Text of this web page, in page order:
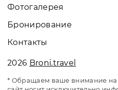
Фотогалерея
Бронирование
Контакты
2026 Broni.travel
* Обращаем ваше внимание на